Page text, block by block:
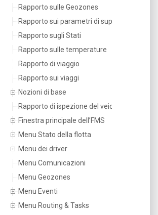
Rapporto sulle Geozones
Rapporto sui parametri di superamento del
Rapporto sugli Stati
Rapporto sulle temperature
Rapporto di viaggio
Rapporto sui viaggi
Nozioni di base
Rapporto di ispezione del veicolo
Finestra principale dell’FMS
Menu Stato della flotta
Menu dei driver
Menu Comunicazioni
Menu Geozones
Menu Eventi
Menu Routing & Tasks